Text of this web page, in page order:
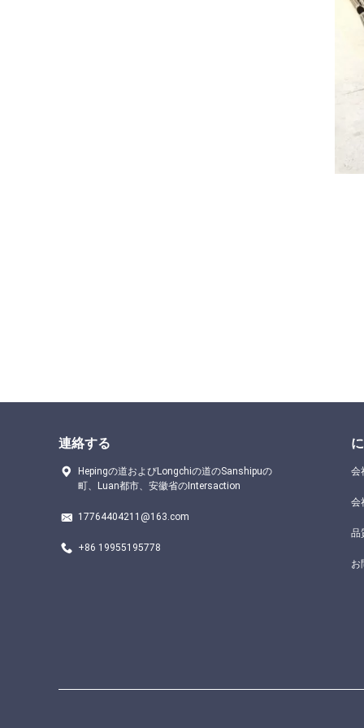
連絡する
Hepingの道およびLongchiの道のSanshipuの
町、Luan都市、安徽省のIntersaction
17764404211@163.com
+86 19955195778
会
会
品
お